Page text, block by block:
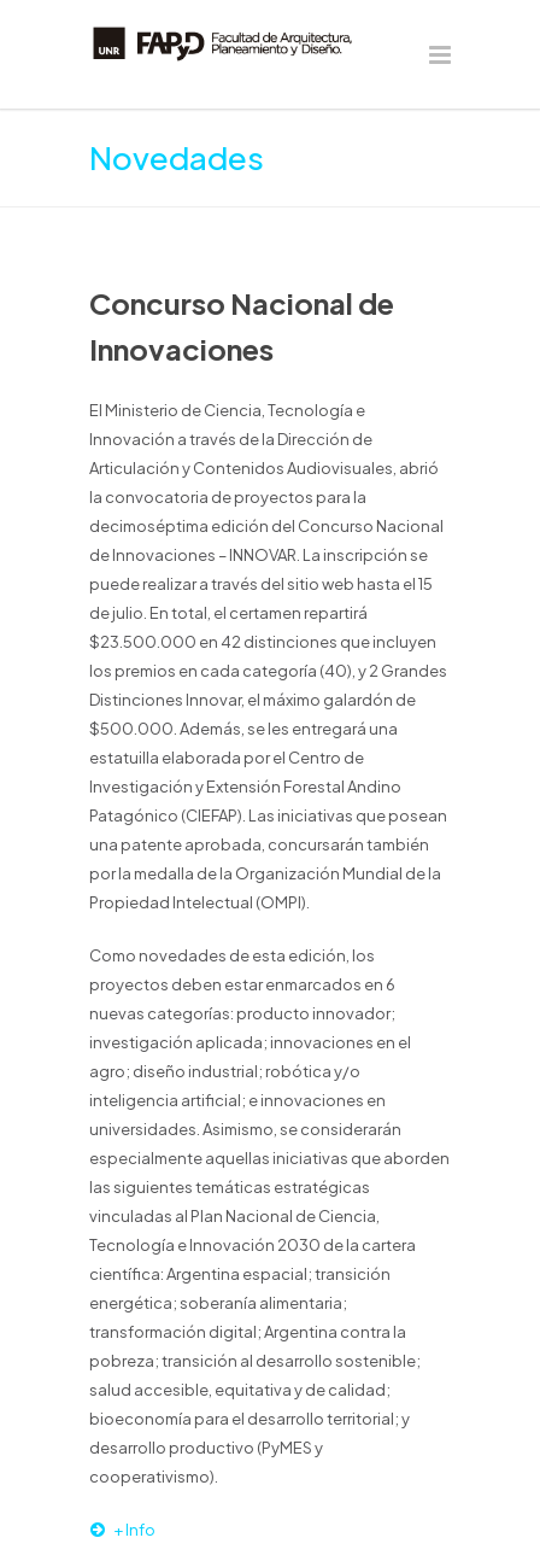
Novedades
Concurso Nacional de
Innovaciones
El Ministerio de Ciencia, Tecnología e
Innovación a través de la Dirección de
Articulación y Contenidos Audiovisuales, abrió
la convocatoria de proyectos para la
decimoséptima edición del Concurso Nacional
de Innovaciones – INNOVAR. La inscripción se
puede realizar a través del sitio web hasta el 15
de julio. En total, el certamen repartirá
$23.500.000 en 42 distinciones que incluyen
los premios en cada categoría (40), y 2 Grandes
Distinciones Innovar, el máximo galardón de
$500.000. Además, se les entregará una
estatuilla elaborada por el Centro de
Investigación y Extensión Forestal Andino
Patagónico (CIEFAP). Las iniciativas que posean
una patente aprobada, concursarán también
por la medalla de la Organización Mundial de la
Propiedad Intelectual (OMPI).
Como novedades de esta edición, los
proyectos deben estar enmarcados en 6
nuevas categorías: producto innovador;
investigación aplicada; innovaciones en el
agro; diseño industrial; robótica y/o
inteligencia artificial; e innovaciones en
universidades. Asimismo, se considerarán
especialmente aquellas iniciativas que aborden
las siguientes temáticas estratégicas
vinculadas al Plan Nacional de Ciencia,
Tecnología e Innovación 2030 de la cartera
científica: Argentina espacial; transición
energética; soberanía alimentaria;
transformación digital; Argentina contra la
pobreza; transición al desarrollo sostenible;
salud accesible, equitativa y de calidad;
bioeconomía para el desarrollo territorial; y
desarrollo productivo (PyMES y
cooperativismo).
+ Info